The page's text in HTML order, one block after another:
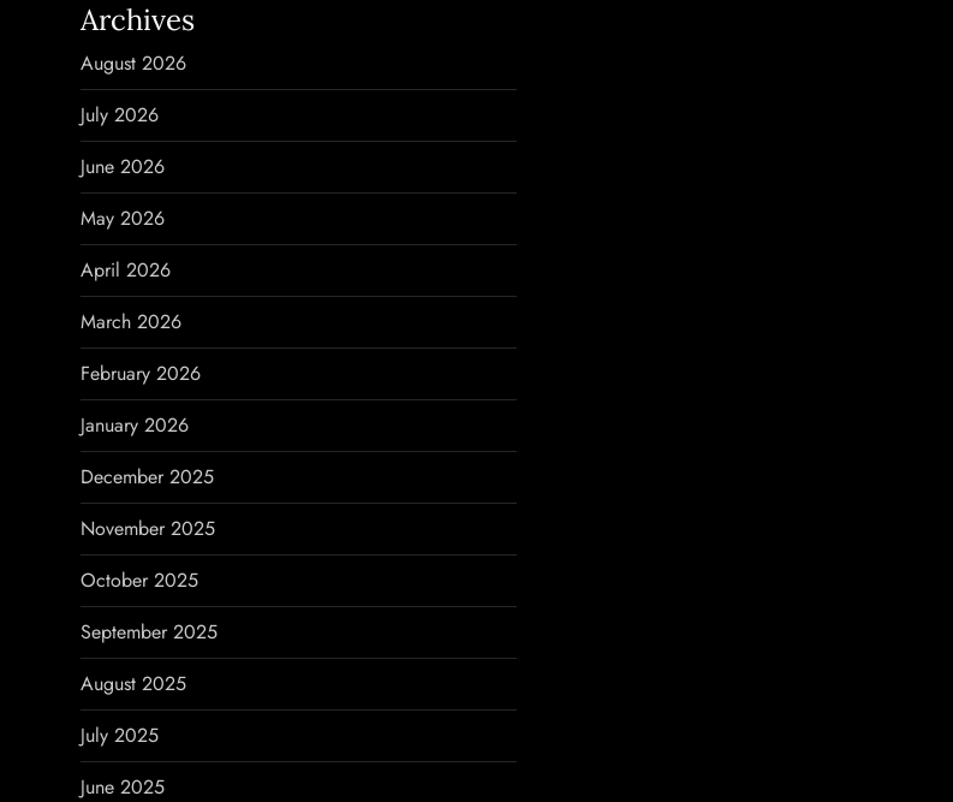
a
v
i
g
a
t
i
o
n
Archives
August 2026
July 2026
June 2026
May 2026
April 2026
March 2026
February 2026
January 2026
December 2025
November 2025
October 2025
September 2025
August 2025
July 2025
June 2025